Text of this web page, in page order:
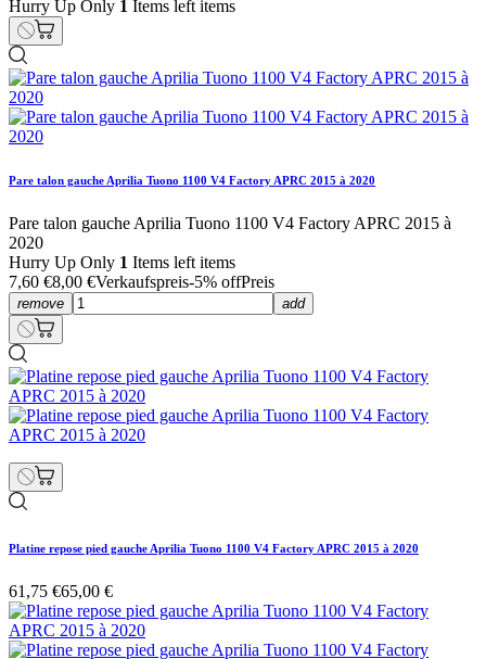
Hurry Up Only 1 Items left items
Pare talon gauche Aprilia Tuono 1100 V4 Factory APRC 2015 à 2020
Pare talon gauche Aprilia Tuono 1100 V4 Factory APRC 2015 à
2020
Hurry Up Only 1 Items left items
7,60 €8,00 €Verkaufspreis-5% offPreis
remove add
Platine repose pied gauche Aprilia Tuono 1100 V4 Factory APRC 2015 à 2020
61,75 €65,00 €